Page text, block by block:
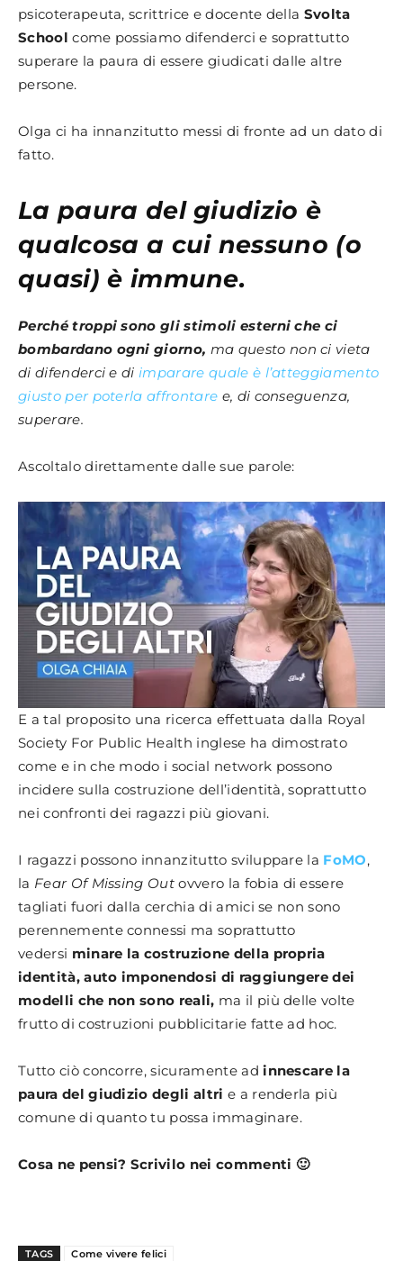
psicoterapeuta, scrittrice e docente della Svolta
School come possiamo difenderci e soprattutto
superare la paura di essere giudicati dalle altre
persone.
Olga ci ha innanzitutto messi di fronte ad un dato di
fatto.
La paura del giudizio è
qualcosa a cui nessuno (o
quasi) è immune.
Perché troppi sono gli stimoli esterni che ci
bombardano ogni giorno, ma questo non ci vieta
di difenderci e di imparare quale è l’atteggiamento
giusto per poterla affrontare e, di conseguenza,
superare.
Ascoltalo direttamente dalle sue parole:
E a tal proposito una ricerca effettuata dalla Royal
Society For Public Health inglese ha dimostrato
come e in che modo i social network possono
incidere sulla costruzione dell’identità, soprattutto
nei confronti dei ragazzi più giovani.
I ragazzi possono innanzitutto sviluppare la FoMO,
la Fear Of Missing Out ovvero la fobia di essere
tagliati fuori dalla cerchia di amici se non sono
perennemente connessi ma soprattutto
vedersi minare la costruzione della propria
identità, auto imponendosi di raggiungere dei
modelli che non sono reali, ma il più delle volte
frutto di costruzioni pubblicitarie fatte ad hoc.
Tutto ciò concorre, sicuramente adinnescare la
paura del giudizio degli altri e a renderla più
comune di quanto tu possa immaginare.
Cosa ne pensi? Scrivilo nei commenti 🙂
TAGS Come vivere felici